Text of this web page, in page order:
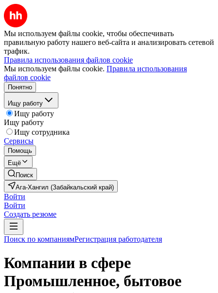
Мы используем файлы cookie, чтобы обеспечивать
правильную работу нашего веб-сайта и анализировать сетевой
трафик.
Правила использования файлов cookie
Мы используем файлы cookie. Правила использования
файлов cookie
Понятно
Ищу работу
Ищу работу
Ищу работу
Ищу сотрудника
Сервисы
Помощь
Ещё
Поиск
Ага-Хангил (Забайкальский край)
Войти
Войти
Создать резюме
Поиск по компаниямРегистрация работодателя
Компании в сфере
Промышленное, бытовое